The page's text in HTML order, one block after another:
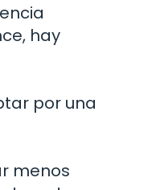
hay
por una
menos